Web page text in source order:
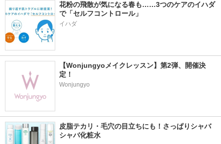
花粉の飛散が気になる春も……3つのケアのイハダ
で「セルフコントロール」
イハダ
【Wonjungyoメイクレッスン】第2弾、開催決
定！
Wonjungyo
皮脂テカリ・毛穴の目立ちにも！さっぱりシャバ
シャバ化粧水